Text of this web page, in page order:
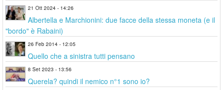
21 Ott 2024 - 14:26
Albertella e Marchionini: due facce della stessa moneta (e il
"bordo" è Rabaini)
26 Feb 2014 - 12:05
Quello che a sinistra tutti pensano
8 Set 2023 - 13:56
Querela? quindi il nemico n°1 sono io?